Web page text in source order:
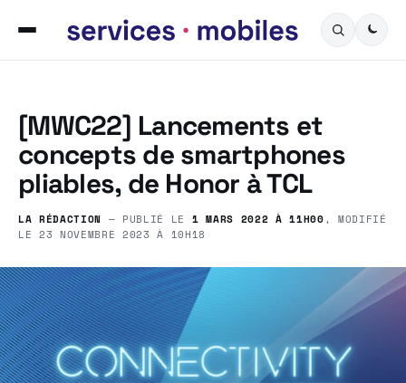
[MWC22] Lancements et
concepts de smartphones
pliables, de Honor à TCL
LA RÉDACTION — PUBLIÉ LE 1 MARS 2022 À 11H00, MODIFIÉ
LE23 NOVEMBRE 2023 À 10H18